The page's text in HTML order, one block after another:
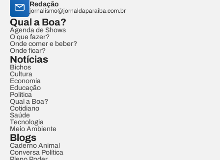
Redação
jornalismo@jornaldaparaiba.com.br
Qual a Boa?
Agenda de Shows
O que fazer?
Onde comer e beber?
Onde ficar?
Notícias
Bichos
Cultura
Economia
Educação
Política
Qual a Boa?
Cotidiano
Saúde
Tecnologia
Meio Ambiente
Blogs
Caderno Animal
Conversa Política